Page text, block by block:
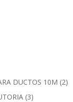
DUCTOS 10M (2)
(3)